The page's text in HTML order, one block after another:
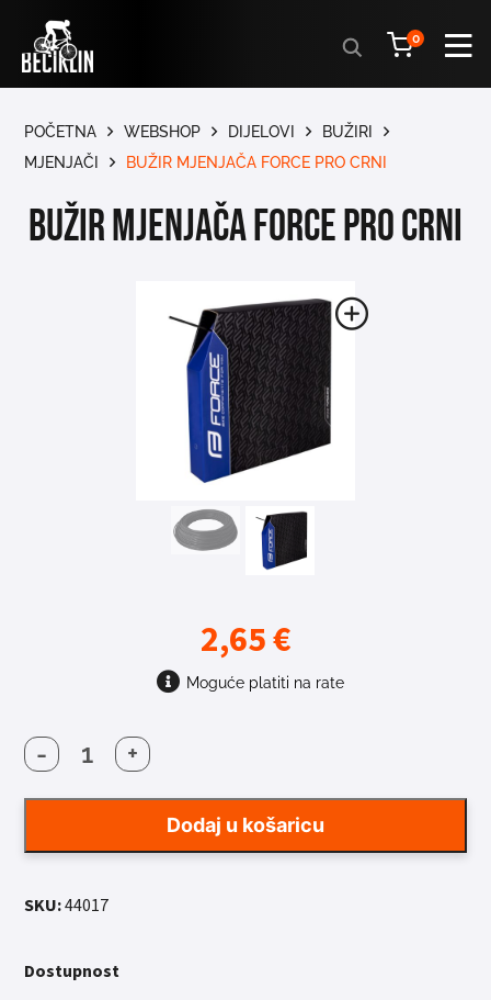
Products
search
0
POČETNA WEBSHOP DIJELOVI
BUŽIRI
MJENJAČI
BUŽIR MJENJAČA FORCE PRO CRNI
BUŽIR MJENJAČA FORCE PRO CRNI
2,65€
Moguće platiti na rate
-
BUŽIR
MJENJAČA
FORCE
CRNI
+
Dodaj u košaricu
SKU:44017
Dostupnost